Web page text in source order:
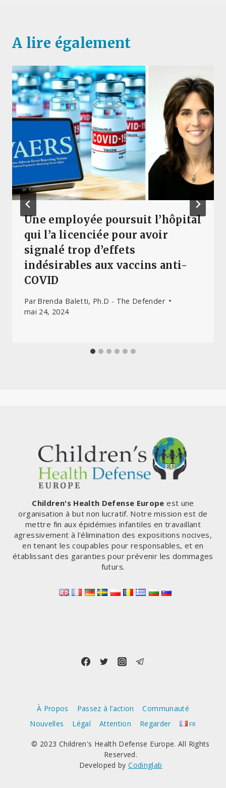
A lire également
Une employée poursuit l’hôpital
qui l’a licenciée pour avoir
signalé trop d’effets
indésirables aux vaccins anti-
COVID
Par Brenda Baletti, Ph.D - The Defender
mai 24, 2024
Children's Health Defense Europe est une
organisation à but non lucratif. Notre mission est de
mettre fin aux épidémies infantiles en travaillant
agressivement à l'élimination des expositions nocives,
en tenant les coupables pour responsables, et en
établissant des garanties pour prévenir les dommages
futurs.
À Propos Passez à l’action
Communauté
Nouvelles
Légal Attention Regarder FR
© 2023 Children's Health Defense Europe. All Rights
Reserved.
Developed byCodinglab